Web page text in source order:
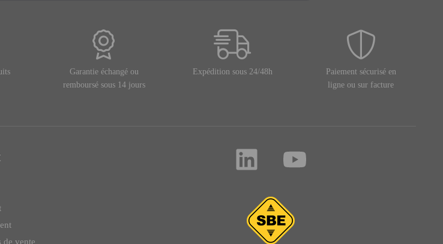
Garantie échangé ou
remboursé sous 14 jours
Expédition sous 24/48h
Paiement sécurisé en
ligne ou sur facture
de vente